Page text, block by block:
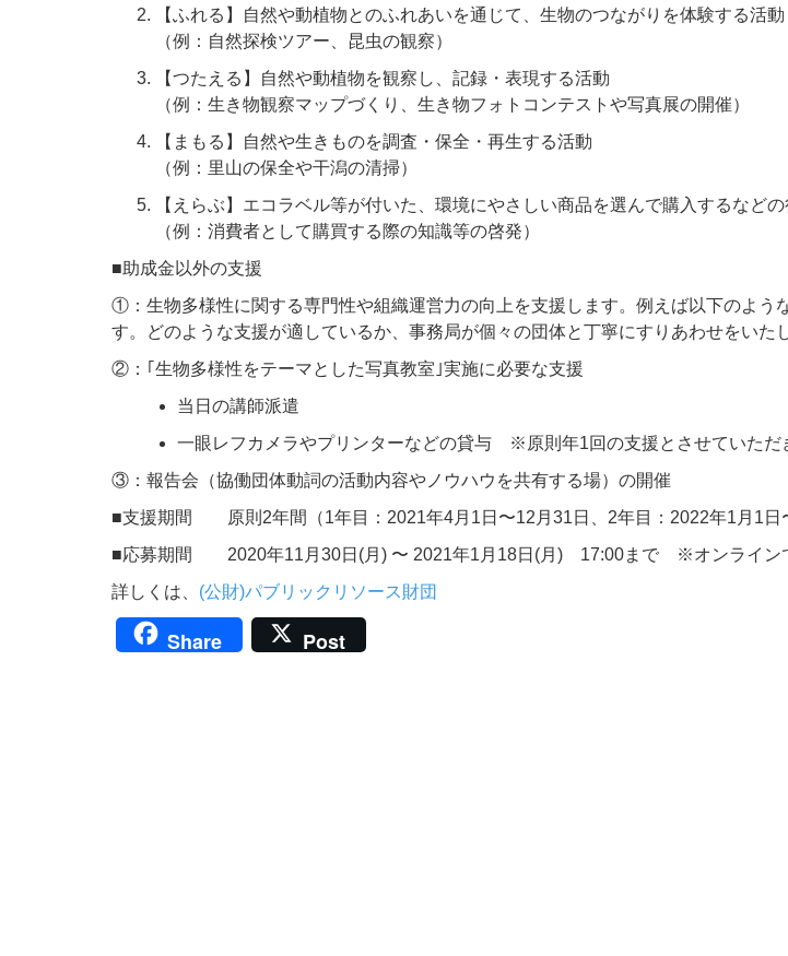
【ふれる】自然や動植物とのふれあいを通じて、生物のつながりを体験する活動
（例：自然探検ツアー、昆虫の観察）
【つたえる】自然や動植物を観察し、記録・表現する活動
（例：生き物観察マップづくり、生き物フォトコンテストや写真展の開催）
【まもる】自然や生きものを調査・保全・再生する活動
（例：里山の保全や干潟の清掃）
【えらぶ】エコラベル等が付いた、環境にやさしい商品を選んで購入するなど
（例：消費者として購買する際の知識等の啓発）
■助成金以外の支援
①：生物多様性に関する専門性や組織運営力の向上を支援します。例えば以下のよう
す。どのような支援が適しているか、事務局が個々の団体と丁寧にすりあわせをいた
②：｢生物多様性をテーマとした写真教室｣実施に必要な支援
当日の講師派遣
一眼レフカメラやプリンターなどの貸与 ※原則年1回の支援とさせていただ
③：報告会（協働団体動詞の活動内容やノウハウを共有する場）の開催
■支援期間 原則2年間（1年目：2021年4月1日〜12月31日、2年目：2022年1月1日
​■応募期間 2020年11月30日(月) 〜 2021年1月18日(月) 17:00まで ※オンライン
詳しくは、 (公財)パブリックリソース財団
Share Post